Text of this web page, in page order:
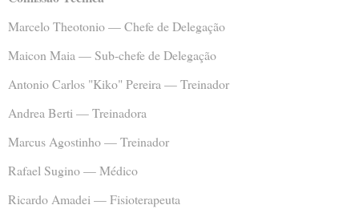
Marcelo Theotonio — Chefe de Delegação
Maicon Maia — Sub-chefe de Delegação
Antonio Carlos "Kiko" Pereira — Treinador
Andrea Berti — Treinadora
Marcus Agostinho — Treinador
Rafael Sugino — Médico
Ricardo Amadei — Fisioterapeuta